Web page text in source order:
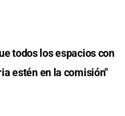
todos los espacios con
estén en la comisión"